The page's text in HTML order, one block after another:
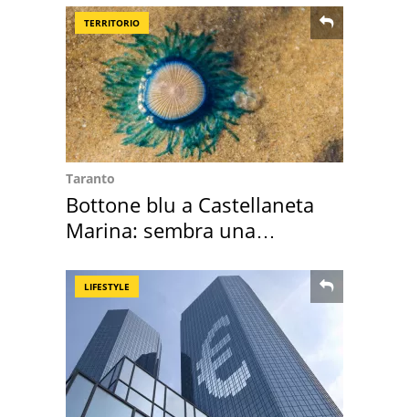
TERRITORIO
Taranto
Bottone blu a Castellaneta
Marina: sembra una
LIFESTYLE